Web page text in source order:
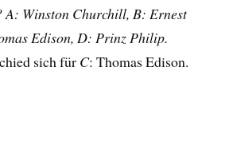
A: Winston Churchill, B: Ernest
Edison, D: Prinz Philip.
sich für C: Thomas Edison.